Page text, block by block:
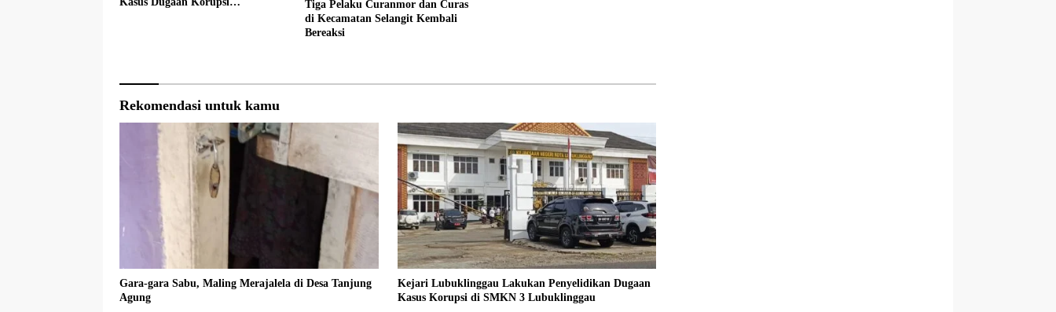
Tiga Pelaku Curanmor dan Curas
di Kecamatan Selangit Kembali
Bereaksi
Rekomendasi untuk kamu
Gara-gara Sabu, Maling Merajalela di Desa Tanjung
Agung
Kejari Lubuklinggau Lakukan Penyelidikan Dugaan
Kasus Korupsi di SMKN 3 Lubuklinggau